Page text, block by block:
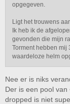
opgegeven.
Ligt het trouwens
Ik heb ik de
gevonden die mijn
Torment hebben mij
waardeloze helm
Nee er is niks
Der is een pool
dropped is niet